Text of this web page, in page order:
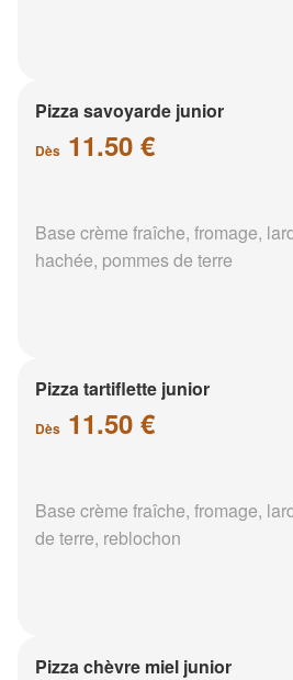
Pizza savoyarde junior
Dès 11.50 €
Base crème fraîche, fromage,
hachée, pommes de terre
Pizza tartiflette junior
Dès 11.50 €
Base crème fraîche, fromage,
de terre, reblochon
Pizza chèvre miel junior